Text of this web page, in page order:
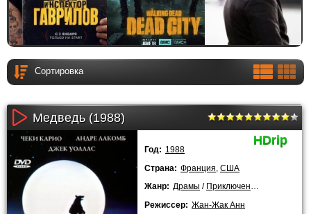
Медведь (1988)
HDrip
Год: 1988
Страна: Франция США
Жанр: Драмы / Приключения
Режиссер: Жан-Жак Анн